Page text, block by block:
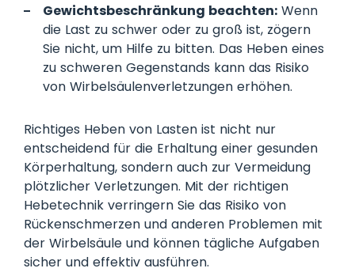
Gewichtsbeschränkung beachten: Wenn
die Last zu schwer oder zu groß ist, zögern
Sie nicht, um Hilfe zu bitten. Das Heben eines
zu schweren Gegenstands kann das Risiko
von Wirbelsäulenverletzungen erhöhen.
Richtiges Heben von Lasten ist nicht nur
entscheidend für die Erhaltung einer gesunden
Körperhaltung, sondern auch zur Vermeidung
plötzlicher Verletzungen. Mit der richtigen
Hebetechnik verringern Sie das Risiko von
Rückenschmerzen und anderen Problemen mit
der Wirbelsäule und können tägliche Aufgaben
sicher und effektiv ausführen.